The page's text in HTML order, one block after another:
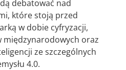
debatować nad
które stoją przed
w dobie cyfryzacji,
międzynarodowych oraz
ze szczególnych
4.0.